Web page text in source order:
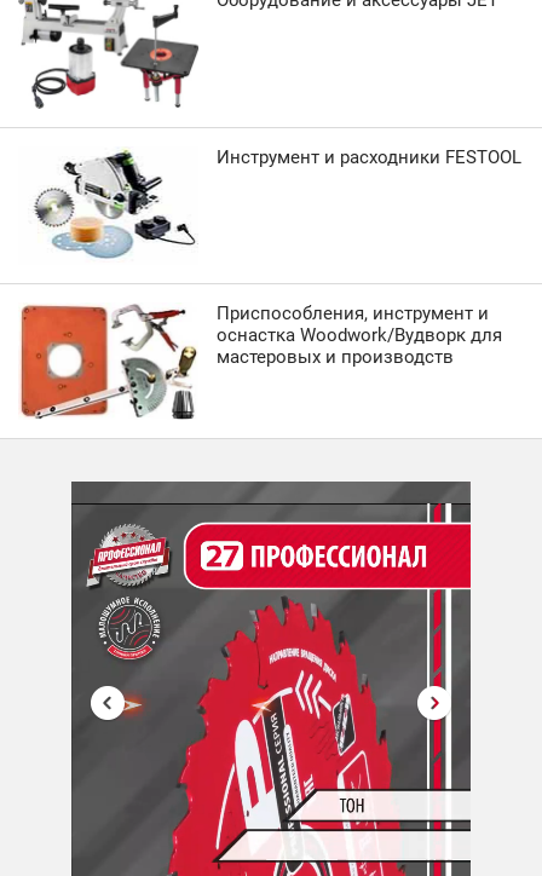
Инструмент и расходники FESTOOL
Приспособления, инструмент и
оснастка Woodwork/Вудворк для
мастеровых и производств